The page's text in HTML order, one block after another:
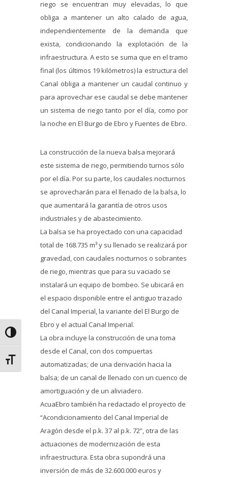
Alternar alto contraste
Alternar tamaño de letra
riego se encuentran muy elevadas, lo que
obliga a mantener un alto calado de agua,
independientemente de la demanda que
exista, condicionando la explotación de la
infraestructura. A esto se suma que en el tramo
final (los últimos 19 kilómetros) la estructura del
Canal obliga a mantener un caudal continuo y
para aprovechar ese caudal se debe mantener
un sistema de riego tanto por el día, como por
la noche en El Burgo de Ebro y Fuentes de Ebro.
La construcción de la nueva balsa mejorará
este sistema de riego, permitiendo turnos sólo
por el día. Por su parte, los caudales nocturnos
se aprovecharán para el llenado de la balsa, lo
que aumentará la garantía de otros usos
industriales y de abastecimiento.
La balsa se ha proyectado con una capacidad
total de 168.735 m³ y su llenado se realizará por
gravedad, con caudales nocturnos o sobrantes
de riego, mientras que para su vaciado se
instalará un equipo de bombeo. Se ubicará en
el espacio disponible entre el antiguo trazado
del Canal Imperial, la variante del El Burgo de
Ebro y el actual Canal Imperial.
La obra incluye la construcción de una toma
desde el Canal, con dos compuertas
automatizadas; de una derivación hacia la
balsa; de un canal de llenado con un cuenco de
amortiguación y de un aliviadero.
AcuaEbro también ha redactado el proyecto de
“Acondicionamiento del Canal Imperial de
Aragón desde el p.k. 37 al p.k. 72”, otra de las
actuaciones de modernización de esta
infraestructura. Esta obra supondrá una
inversión de más de 32.600.000 euros y